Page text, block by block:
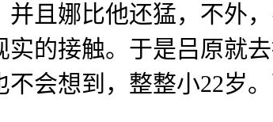
且娜比他还猛，不外
的接触。于是吕原就
会想到，整整小22岁。